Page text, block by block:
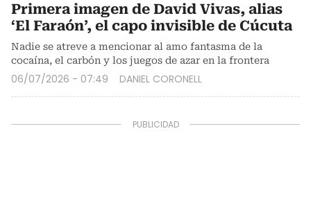
Primera imagen de David Vivas, alias
‘El Faraón’, el capo invisible de Cúcuta
Nadie se atreve a mencionar al amo fantasma de la
cocaína, el carbón y los juegos de azar en la frontera
06/07/2026 - 07:49 DANIEL CORONELL